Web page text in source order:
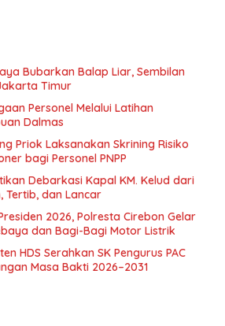
Bubarkan Balap Liar, Sembilan
Timur
Personel Melalui Latihan
Dalmas
Priok Laksanakan Skrining Risiko
bagi Personel PNPP
Debarkasi Kapal KM. Kelud dari
Tertib, dan Lancar
2026, Polresta Cirebon Gelar
dan Bagi-Bagi Motor Listrik
HDS Serahkan SK Pengurus PAC
Masa Bakti 2026–2031